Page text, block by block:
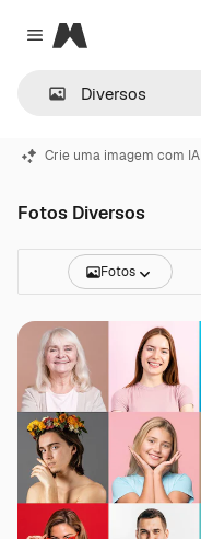
Close menu
Magnific
Crie uma imagem com IA
Fotos Diversos
Fotos